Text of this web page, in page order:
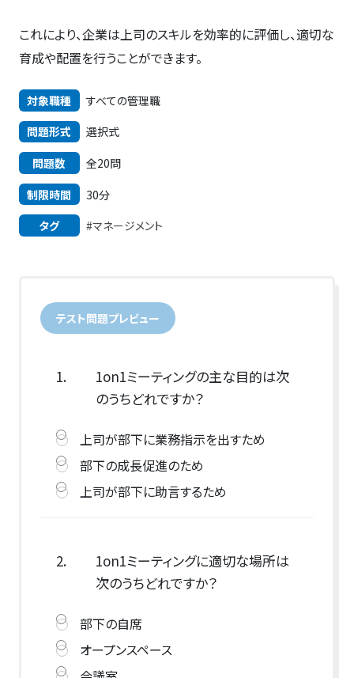
これにより、企業は上司のスキルを効率的に評価し、適切な
育成や配置を行うことができます。
対象職種
すべての管理職
問題形式
選択式
問題数
全20問
制限時間
30分
タグ
#マネージメント
テスト問題プレビュー
1.
1on1ミーティングの主な目的は次
のうちどれですか？
上司が部下に業務指示を出すため
部下の成長促進のため
上司が部下に助言するため
2.
1on1ミーティングに適切な場所は
次のうちどれですか？
部下の自席
オープンスペース